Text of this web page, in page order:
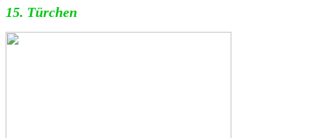
15. Türchen